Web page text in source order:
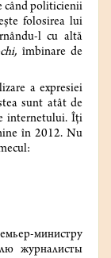
când politicienii
folosirea lui
l cu altă
îmbinare de
a expresiei
sunt atât de
internetului. Îți
în 2012. Nu
министру
журналисты